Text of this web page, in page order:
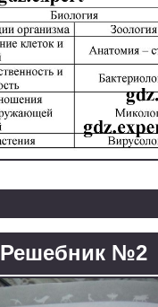
Решебник №2